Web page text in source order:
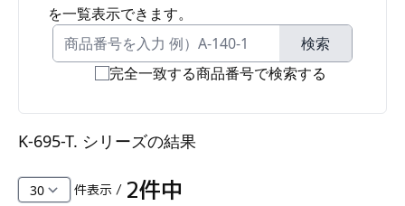
電気錠・インターロック
L・LE
S
キャスター・アジャスター・スライドレール・モ
K・KC
を一覧表示できます。
検索
完全一致する商品番号で検索する
K-695-T. シリーズの結果
件表示 / 2件中